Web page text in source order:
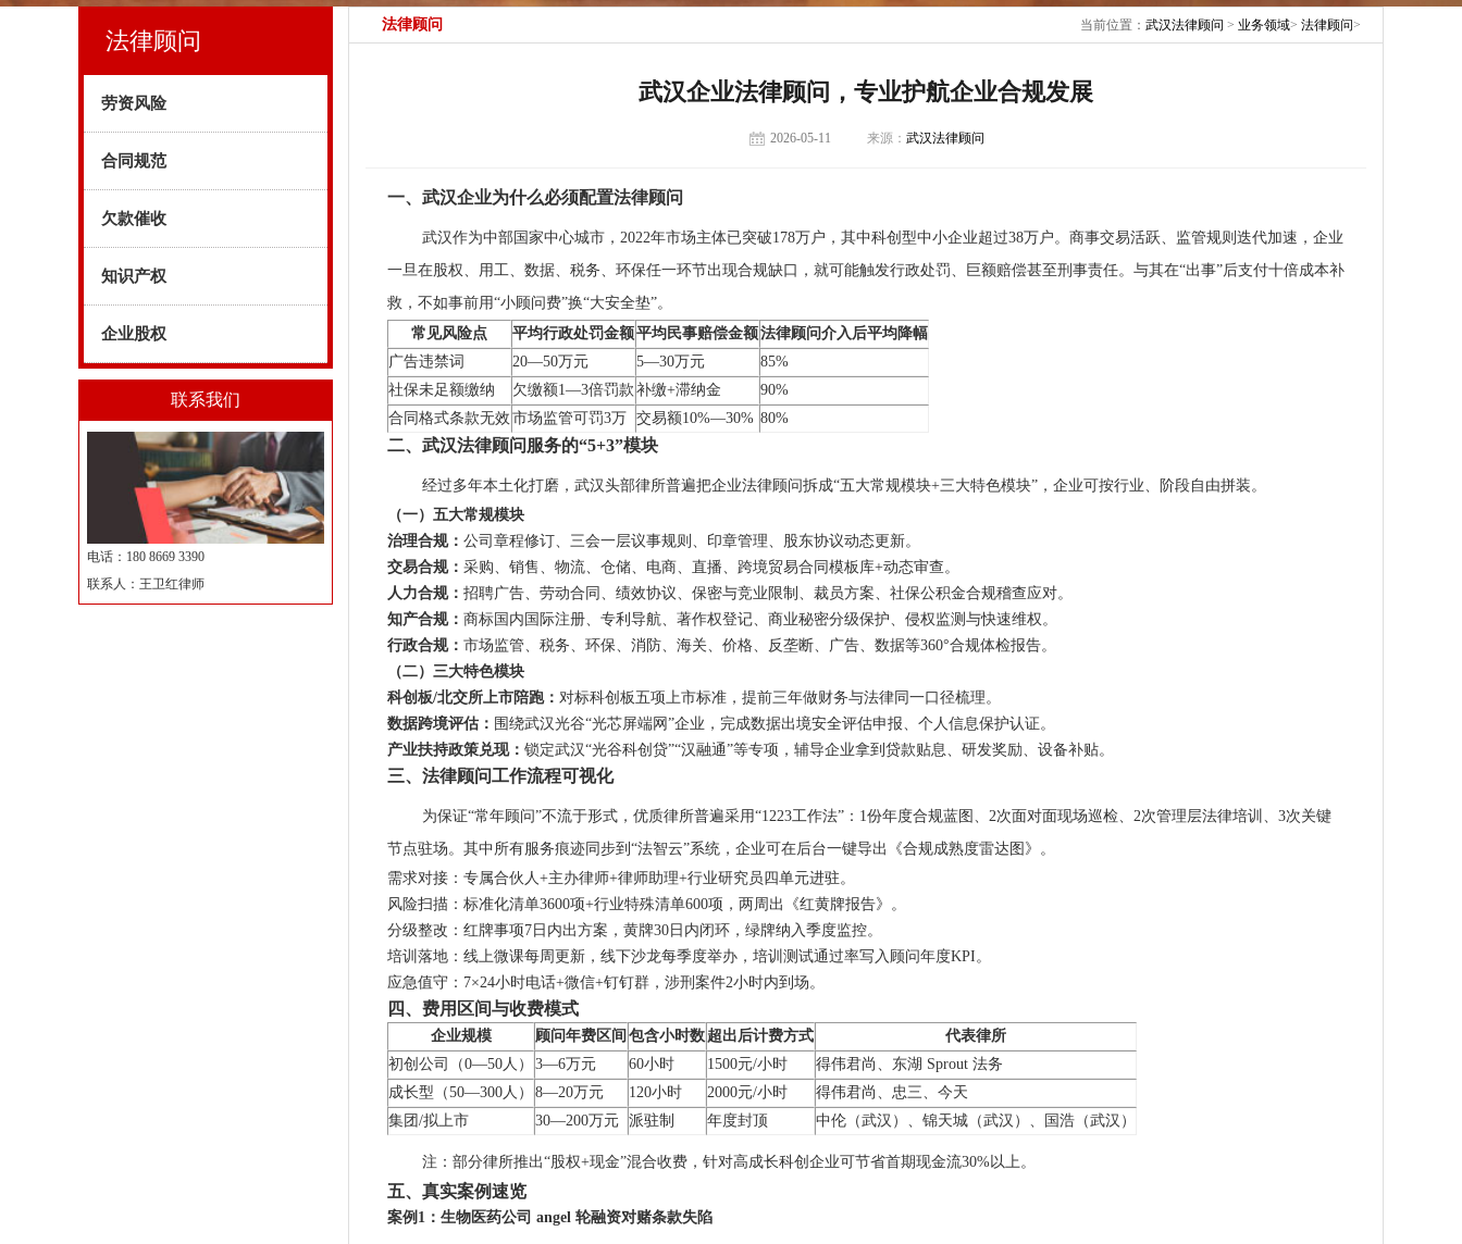
法律顾问 当前位置： 武汉法律顾问 > 业务领域> 法律顾问>
武汉企业法律顾问，专业护航企业合规发展
2026-05-11 来源： 武汉法律顾问
一、武汉企业为什么必须配置法律顾问
武汉作为中部国家中心城市，2022年市场主体已突破178万户，其中科创型中小企业超过38万户。商事交易活跃、监管规则迭代加速，企业
一旦在股权、用工、数据、税务、环保任一环节出现合规缺口，就可能触发行政处罚、巨额赔偿甚至刑事责任。与其在“出事”后支付十倍成本补
救，不如事前用“小顾问费”换“大安全垫”。
常见风险点
平均行政处罚金额平均民事赔偿金额法律顾问介入后平均降幅
广告违禁词
20—50万元 5—30万元
85%
社保未足额缴纳
欠缴额1—3倍罚款 补缴+滞纳金
90%
合同格式条款无效 市场监管可罚3万 交易额10%—30% 80%
二、武汉法律顾问服务的“5+3”模块
经过多年本土化打磨，武汉头部律所普遍把企业法律顾问拆成“五大常规模块+三大特色模块”，企业可按行业、阶段自由拼装。
（一）五大常规模块
治理合规： 公司章程修订、三会一层议事规则、印章管理、股东协议动态更新。
交易合规： 采购、销售、物流、仓储、电商、直播、跨境贸易合同模板库+动态审查。
人力合规： 招聘广告、劳动合同、绩效协议、保密与竞业限制、裁员方案、社保公积金合规稽查应对。
知产合规： 商标国内国际注册、专利导航、著作权登记、商业秘密分级保护、侵权监测与快速维权。
行政合规： 市场监管、税务、环保、消防、海关、价格、反垄断、广告、数据等360°合规体检报告。
（二）三大特色模块
科创板/北交所上市陪跑： 对标科创板五项上市标准，提前三年做财务与法律同一口径梳理。
数据跨境评估： 围绕武汉光谷“光芯屏端网”企业，完成数据出境安全评估申报、个人信息保护认证。
产业扶持政策兑现： 锁定武汉“光谷科创贷”“汉融通”等专项，辅导企业拿到贷款贴息、研发奖励、设备补贴。
三、法律顾问工作流程可视化
为保证“常年顾问”不流于形式，优质律所普遍采用“1223工作法”：1份年度合规蓝图、2次面对面现场巡检、2次管理层法律培训、3次关键
节点驻场。其中所有服务痕迹同步到“法智云”系统，企业可在后台一键导出《合规成熟度雷达图》。
需求对接：专属合伙人+主办律师+律师助理+行业研究员四单元进驻。
风险扫描：标准化清单3600项+行业特殊清单600项，两周出《红黄牌报告》。
分级整改：红牌事项7日内出方案，黄牌30日内闭环，绿牌纳入季度监控。
培训落地：线上微课每周更新，线下沙龙每季度举办，培训测试通过率写入顾问年度KPI。
应急值守：7×24小时电话+微信+钉钉群，涉刑案件2小时内到场。
四、费用区间与收费模式
企业规模 顾问年费区间 包含小时数 超出后计费方式
代表律所
初创公司（0—50人）
3—6万元 60小时 1500元/小时
得伟君尚、东湖 Sprout 法务
成长型（50—300人）
8—20万元 120小时 2000元/小时
得伟君尚、忠三、今天
集团/拟上市
30—200万元 派驻制 年度封顶 中伦（武汉）、锦天城（武汉）、国浩（武汉）
注：部分律所推出“股权+现金”混合收费，针对高成长科创企业可节省首期现金流30%以上。
五、真实案例速览
案例1：生物医药公司 angel 轮融资对赌条款失陷
法律顾问
劳资风险
合同规范
欠款催收
知识产权
企业股权
联系我们
电话：180 8669 3390
联系人：王卫红律师